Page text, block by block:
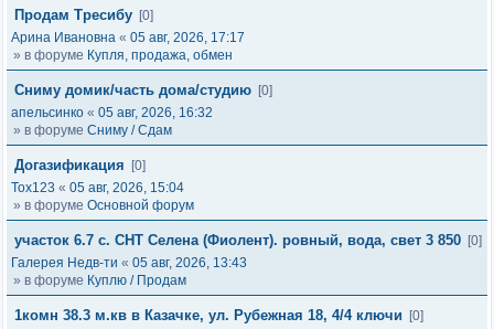
Продам Тресибу [0]
Арина Ивановна « 05 авг, 2026, 17:17
» в форуме Купля, продажа, обмен
Сниму домик/часть дома/студию [0]
апельсинко « 05 авг, 2026, 16:32
» в форуме Сниму / Сдам
Догазификация
[0]
Tox123 « 05 авг, 2026, 15:04
» в форуме Основной форум
участок 6.7 с. СНТ Селена (Фиолент). ровный, вода, свет 3 850 [0]
Галерея Недв-ти « 05 авг, 2026, 13:43
» в форуме Куплю / Продам
1комн 38.3 м.кв в Казачке, ул. Рубежная 18, 4/4 ключи
[0]